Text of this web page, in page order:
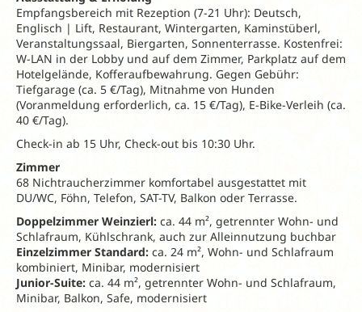
Empfangsbereich mit Rezeption (7-21 Uhr): Deutsch,
Englisch | Lift, Restaurant, Wintergarten, Kaminstüberl,
Veranstaltungssaal, Biergarten, Sonnenterrasse. Kostenfrei:
W-LAN in der Lobby und auf dem Zimmer, Parkplatz auf dem
Hotelgelände, Kofferaufbewahrung. Gegen Gebühr:
Tiefgarage (ca. 5 €/Tag), Mitnahme von Hunden
(Voranmeldung erforderlich, ca. 15 €/Tag), E-Bike-Verleih (ca.
40 €/Tag).
Check-in ab 15 Uhr, Check-out bis 10:30 Uhr.
Zimmer
68 Nichtraucherzimmer komfortabel ausgestattet mit
DU/WC, Föhn, Telefon, SAT-TV, Balkon oder Terrasse.
Doppelzimmer Weinzierl: ca. 44 m², getrennter Wohn- und
Schlafraum, Kühlschrank, auch zur Alleinnutzung buchbar
Einzelzimmer Standard: ca. 24 m², Wohn- und Schlafraum
kombiniert, Minibar, modernisiert
Junior-Suite: ca. 44 m², getrennter Wohn- und Schlafraum,
Minibar, Balkon, Safe, modernisiert